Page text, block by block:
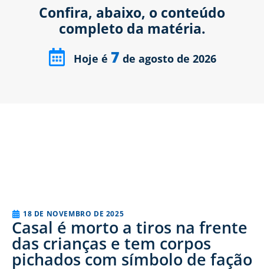
Confira, abaixo, o conteúdo
completo da matéria.
Hoje é 7 de agosto de 2026
18 DE NOVEMBRO DE 2025
Casal é morto a tiros na frente
das crianças e tem corpos
pichados com símbolo de fação